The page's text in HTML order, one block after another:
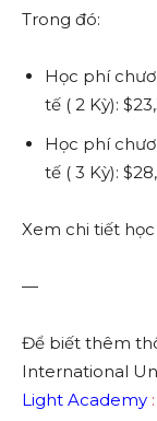
Trong đó:
Học phí
tế ( 2 Kỳ):
Học phí
tế ( 3 Kỳ):
Xem chi tiết
—
Để biết thêm
International
Light Academy :